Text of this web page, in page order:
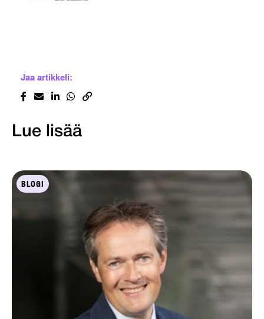
Jaa artikkeli:
Lue lisää
BLOGI